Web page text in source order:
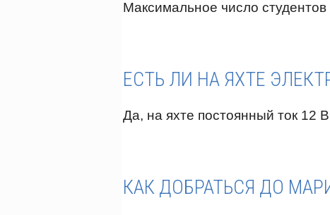
Максимальное число студентов
ЕСТЬ ЛИ НА ЯХТЕ
Да, на яхте постоянный ток 12
КАК ДОБРАТЬСЯ ДО